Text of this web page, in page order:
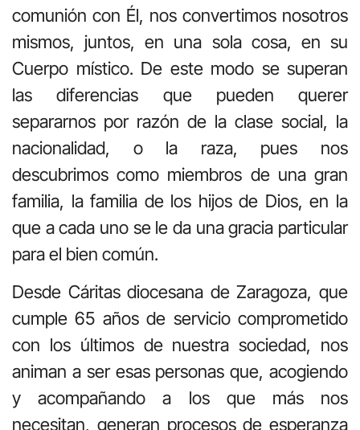
comunión con Él, nos convertimos nosotros
mismos, juntos, en una sola cosa, en su
Cuerpo místico. De este modo se superan
las diferencias que pueden querer
separarnos por razón de la clase social, la
nacionalidad, o la raza, pues nos
descubrimos como miembros de una gran
familia, la familia de los hijos de Dios, en la
que a cada uno se le da una gracia particular
para el bien común.
Desde Cáritas diocesana de Zaragoza, que
cumple 65 años de servicio comprometido
con los últimos de nuestra sociedad, nos
animan a ser esas personas que, acogiendo
y acompañando a los que más nos
necesitan, generan procesos de esperanza